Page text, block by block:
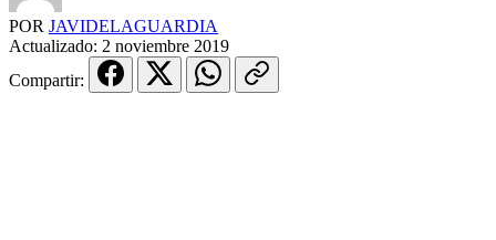
POR JAVIDELAGUARDIA
Actualizado: 2 noviembre 2019
Compartir: